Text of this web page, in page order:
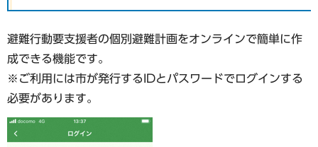
避難行動要支援者の個別避難計画をオンラインで簡単に作
成できる機能です。
※ご利用には市が発行するIDとパスワードでログインする
必要があります。